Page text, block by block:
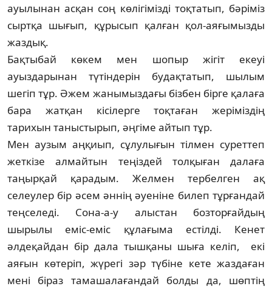
ауылынан асқан соң көлігімізді тоқтатып, бәріміз
сыртқа шығып, құрысып қалған қол-аяғымызды
жаздық.
Бақтыбай көкем мен шопыр жігіт екеуі
ауыздарынан түтіндерін будақтатып, шылым
шегіп тұр. Әжем жанымыздағы бізбен бірге қалаға
бара жатқан кісілерге тоқтаған жері­міз­дің
тарихын таныстырып, әңгіме айтып тұр.
Мен аузым аңқиып, сұлулығын тілмен суреттеп
жеткізе алмайтын теңіздей толқы­ған далаға
таңырқай қарадым. Желмен тер­бел­ген ақ
селеулер бір әсем әннің әуеніне билеп тұрғандай
теңселеді. Сона-а-у алыстан бозторғайдың
шырылы еміс-еміс құлағыма естілді. Кенет
әлдеқайдан бір дала тышқаны шыға келіп, екі
аяғын көтеріп, жүрегі зәр түбіне кете жаздаған
мені біраз тамаша­ла­ғандай болды да, шөптің